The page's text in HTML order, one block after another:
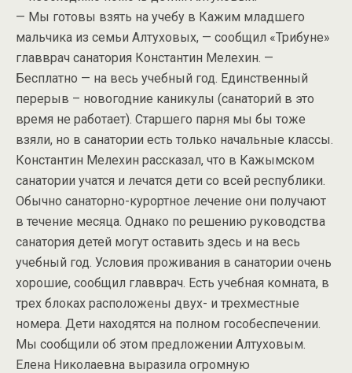
— Мы готовы взять на учебу в Кажим младшего
мальчика из семьи Алтуховых, — сообщил «Трибуне»
главврач санатория Константин Мелехин. —
Бесплатно — на весь учебный год. Единственный
перерыв – новогодние каникулы (санаторий в это
время не работает). Старшего парня мы бы тоже
взяли, но в санатории есть только начальные классы.
Константин Мелехин рассказал, что в Кажымском
санатории учатся и лечатся дети со всей республики.
Обычно санаторно-курортное лечение они получают
в течение месяца. Однако по решению руководства
санатория детей могут оставить здесь и на весь
учебный год. Условия проживания в санатории очень
хорошие, сообщил главврач. Есть учебная комната, в
трех блоках расположены двух- и трехместные
номера. Дети находятся на полном гособеспечении.
Мы сообщили об этом предложении Алтуховым.
Елена Николаевна выразила огромную